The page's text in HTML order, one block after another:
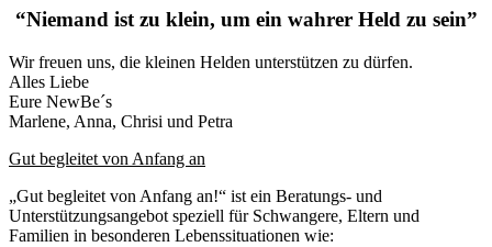
“Niemand ist zu klein, um ein wahrer Held zu sein”
Wir freuen uns, die kleinen Helden unterstützen zu dürfen.
Alles Liebe
Eure NewBe´s
Marlene, Anna, Chrisi und Petra
Gut begleitet von Anfang an
„Gut begleitet von Anfang an!“ ist ein Beratungs- und
Unterstützungsangebot speziell für Schwangere, Eltern und
Familien in besonderen Lebenssituationen wie: